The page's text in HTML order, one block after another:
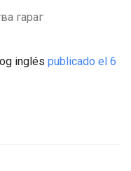
гараг
inglés publicado el 6